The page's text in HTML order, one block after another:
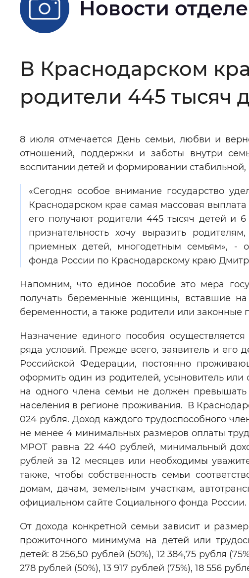
Цвет сайта: Монохромный
Звуковой ассистент: Воспроизвести
Вернуть стандартные настройки
Новости
В Краснодарском
родители 445 тысяч
8 июля отмечается День семьи, любви и
отношений, поддержки и заботы внутри
воспитании детей и формировании
«Сегодня особое внимание государство
Краснодарском крае самая массовая
его получают родители 445 тысяч детей и
признательность хочу выразить
приемных детей, многодетным семьям», -
фонда России по Краснодарскому краю
Напомним, что единое пособие это мера
получать беременные женщины, вставшие
беременности, а также родители или законные
Назначение единого пособия
ряда условий. Прежде всего, заявитель и его
Российской Федерации, постоянно
оформить один из родителей, усыновитель
на одного члена семьи не должен
населения в регионе проживания. В
024 рубля. Доход каждого трудоспособного
не менее 4 минимальных размеров оплаты
МРОТ равна 22 440 рублей, минимальный
рублей за 12 месяцев или необходимы
также, чтобы собственность семьи
домам, дачам, земельным участкам,
официальном сайте Социального фонда России.
От дохода конкретной семьи зависит и
прожиточного минимума на детей или
детей: 8 256,50 рублей (50%), 12 384,75 рубля
278 рублей (50%), 13 917 рублей (75%), 18 556